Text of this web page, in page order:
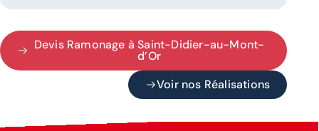
Devis Ramonage à Saint-Didier-au-Mont-
d’Or
Voir nos Réalisations